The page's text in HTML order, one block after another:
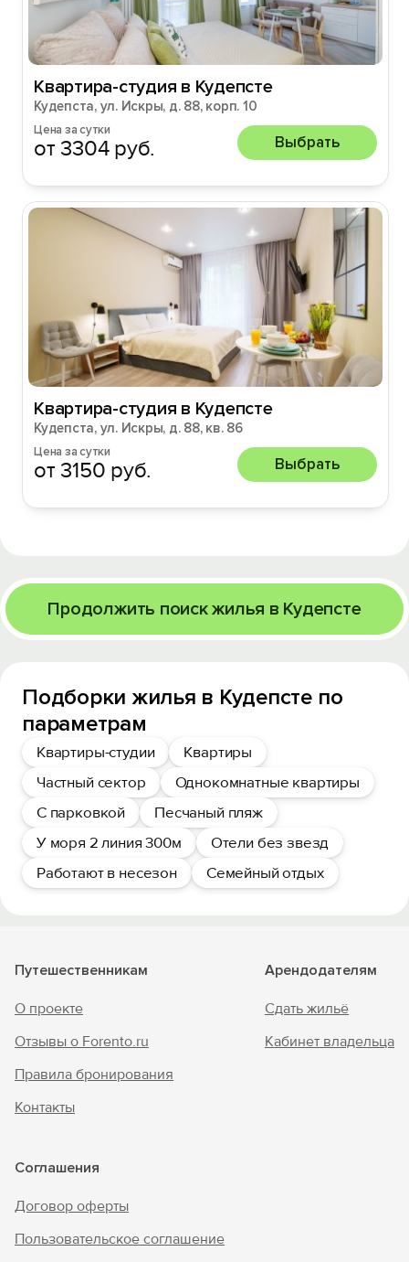
Квартира-студия в Кудепсте
Кудепста, ул. Искры, д. 88, корп. 10
Цена за сутки
от 3304 руб. Выбрать
Квартира-студия в Кудепсте
Кудепста, ул. Искры, д. 88, кв. 86
Цена за сутки
от 3150 руб. Выбрать
Продолжить поиск жилья в Кудепсте
Подборки жилья в Кудепсте по
параметрам
Квартиры-студии
Квартиры
Частный сектор
Однокомнатные квартиры
С парковкой
Песчаный пляж
У моря 2 линия 300м
Отели без звезд
Работают в несезон
Семейный отдых
Путешественникам
О проекте
Отзывы о Forento.ru
Правила бронирования
Контакты
Арендодателям
Сдать жильё
Кабинет владельца
Соглашения
Договор оферты
Пользовательское соглашение